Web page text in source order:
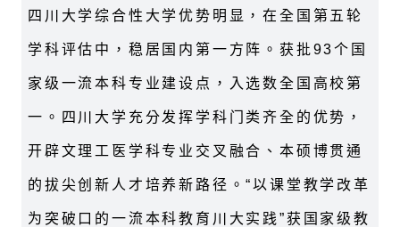
四川大学综合性大学优势明显，在全国第五轮
学科评估中，稳居国内第一方阵。获批93个国
家级一流本科专业建设点，入选数全国高校第
一。四川大学充分发挥学科门类齐全的优势，
开辟文理工医学科专业交叉融合、本硕博贯通
的拔尖创新人才培养新路径。“以课堂教学改革
为突破口的一流本科教育川大实践”获国家级教